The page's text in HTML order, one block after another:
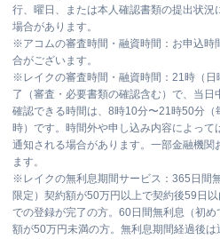
行、曜日、または本人確認書類の提出状
場合があります。
※アコムの審査時間・融資時間：お申込
合がございます。
※ レイクの審査時間・融資時間：21時（
了（審査・必要書類の確認含む）で、当
確認できる時間は、8時10分〜21時50分
時）です。時間外や申し込み内容によっ
通知される場合があります。一部金融機関
ます。
※ レイクの無利息期間サービス：365日間
限定）契約額が50万円以上で契約後59日
での登録が完了の方。60日間無利息（初
額が50万円未満の方。無利息期間経過後